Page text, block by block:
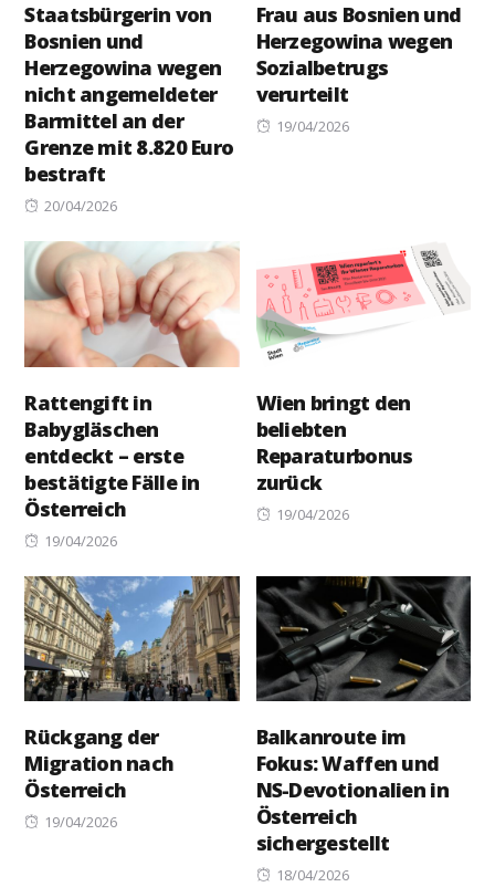
Staatsbürgerin von
Bosnien und
Herzegowina wegen
nicht angemeldeter
Barmittel an der
Grenze mit 8.820 Euro
bestraft
Posted
20/04/2026
Frau aus Bosnien und
Herzegowina wegen
Sozialbetrugs
verurteilt
Posted
19/04/2026
Rattengift in
Babygläschen
entdeckt – erste
bestätigte Fälle in
Österreich
Posted
19/04/2026
Wien bringt den
beliebten
Reparaturbonus
zurück
Posted
19/04/2026
Rückgang der
Migration nach
Österreich
Posted
19/04/2026
Balkanroute im
Fokus: Waffen und
NS-Devotionalien in
Österreich
sichergestellt
Posted
18/04/2026